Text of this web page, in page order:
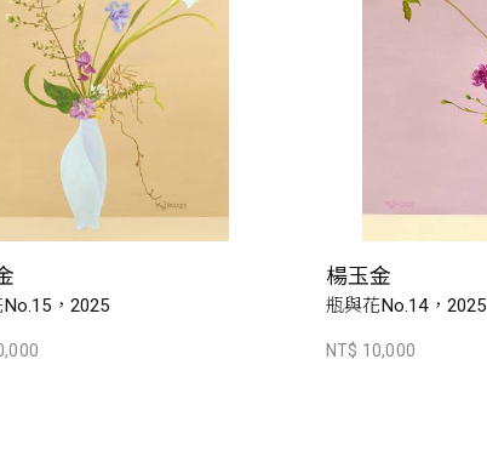
，2025
楊玉金
瓶與花No.14，2025
NT$ 10,000